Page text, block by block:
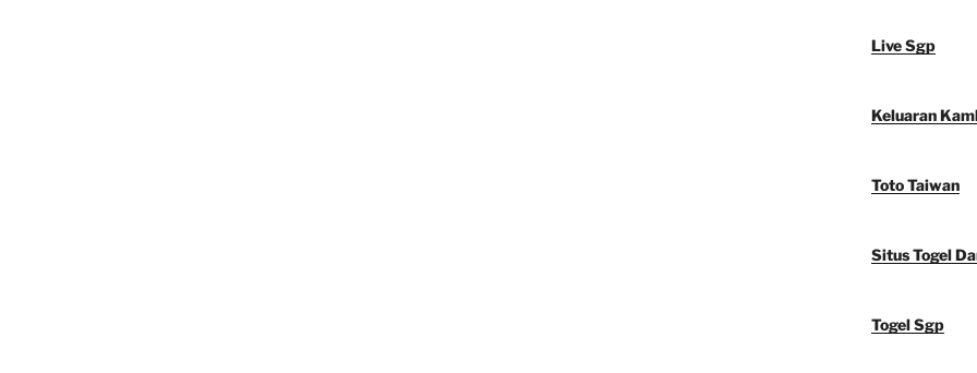
Live Sgp
Keluaran
Toto Taiwan
Situs Togel
Togel Sgp